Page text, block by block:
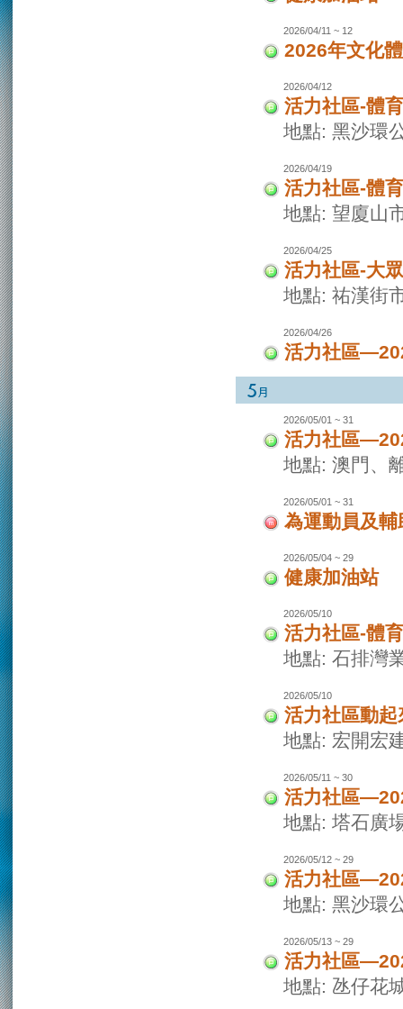
2026/04/11 ~ 12
2026年文化
2026/04/12
活力社區-體
地點: 黑沙環
2026/04/19
活力社區-體
地點: 望廈山
2026/04/25
活力社區-大
地點: 祐漢街
2026/04/26
活力社區
2026/05/01 ~ 31
活力社區
地點: 澳門、
2026/05/01 ~ 31
為運動員及
2026/05/04 ~ 29
健康加油站
2026/05/10
活力社區-體
地點: 石排灣
2026/05/10
活力社區動
地點: 宏開宏
2026/05/11 ~ 30
活力社區
地點: 塔石廣
2026/05/12 ~ 29
活力社區
地點: 黑沙環
2026/05/13 ~ 29
活力社區
地點: 氹仔花